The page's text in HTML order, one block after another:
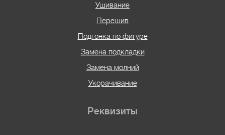
Ушивание
Перешив
Подгонка по фигуре
Замена подкладки
Замена молний
Укорачивание
Реквизиты